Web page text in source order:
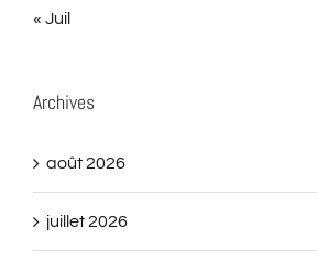
« Juil
Archives
août 2026
juillet 2026